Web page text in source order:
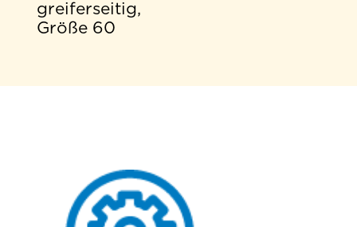
greiferseitig,
Größe 60